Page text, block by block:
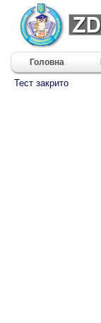
Головна
Тест закрито